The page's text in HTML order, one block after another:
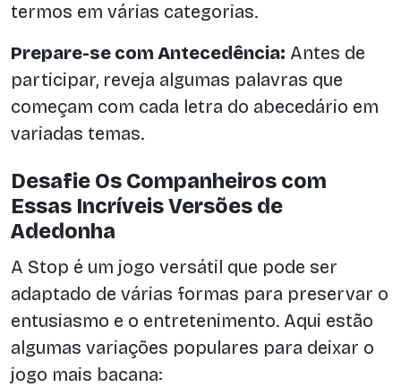
termos em várias categorias.
Prepare-se com Antecedência: Antes de
participar, reveja algumas palavras que
começam com cada letra do abecedário em
variadas temas.
Desafie Os Companheiros com
Essas Incríveis Versões de
Adedonha
A Stop é um jogo versátil que pode ser
adaptado de várias formas para preservar o
entusiasmo e o entretenimento. Aqui estão
algumas variações populares para deixar o
jogo mais bacana: